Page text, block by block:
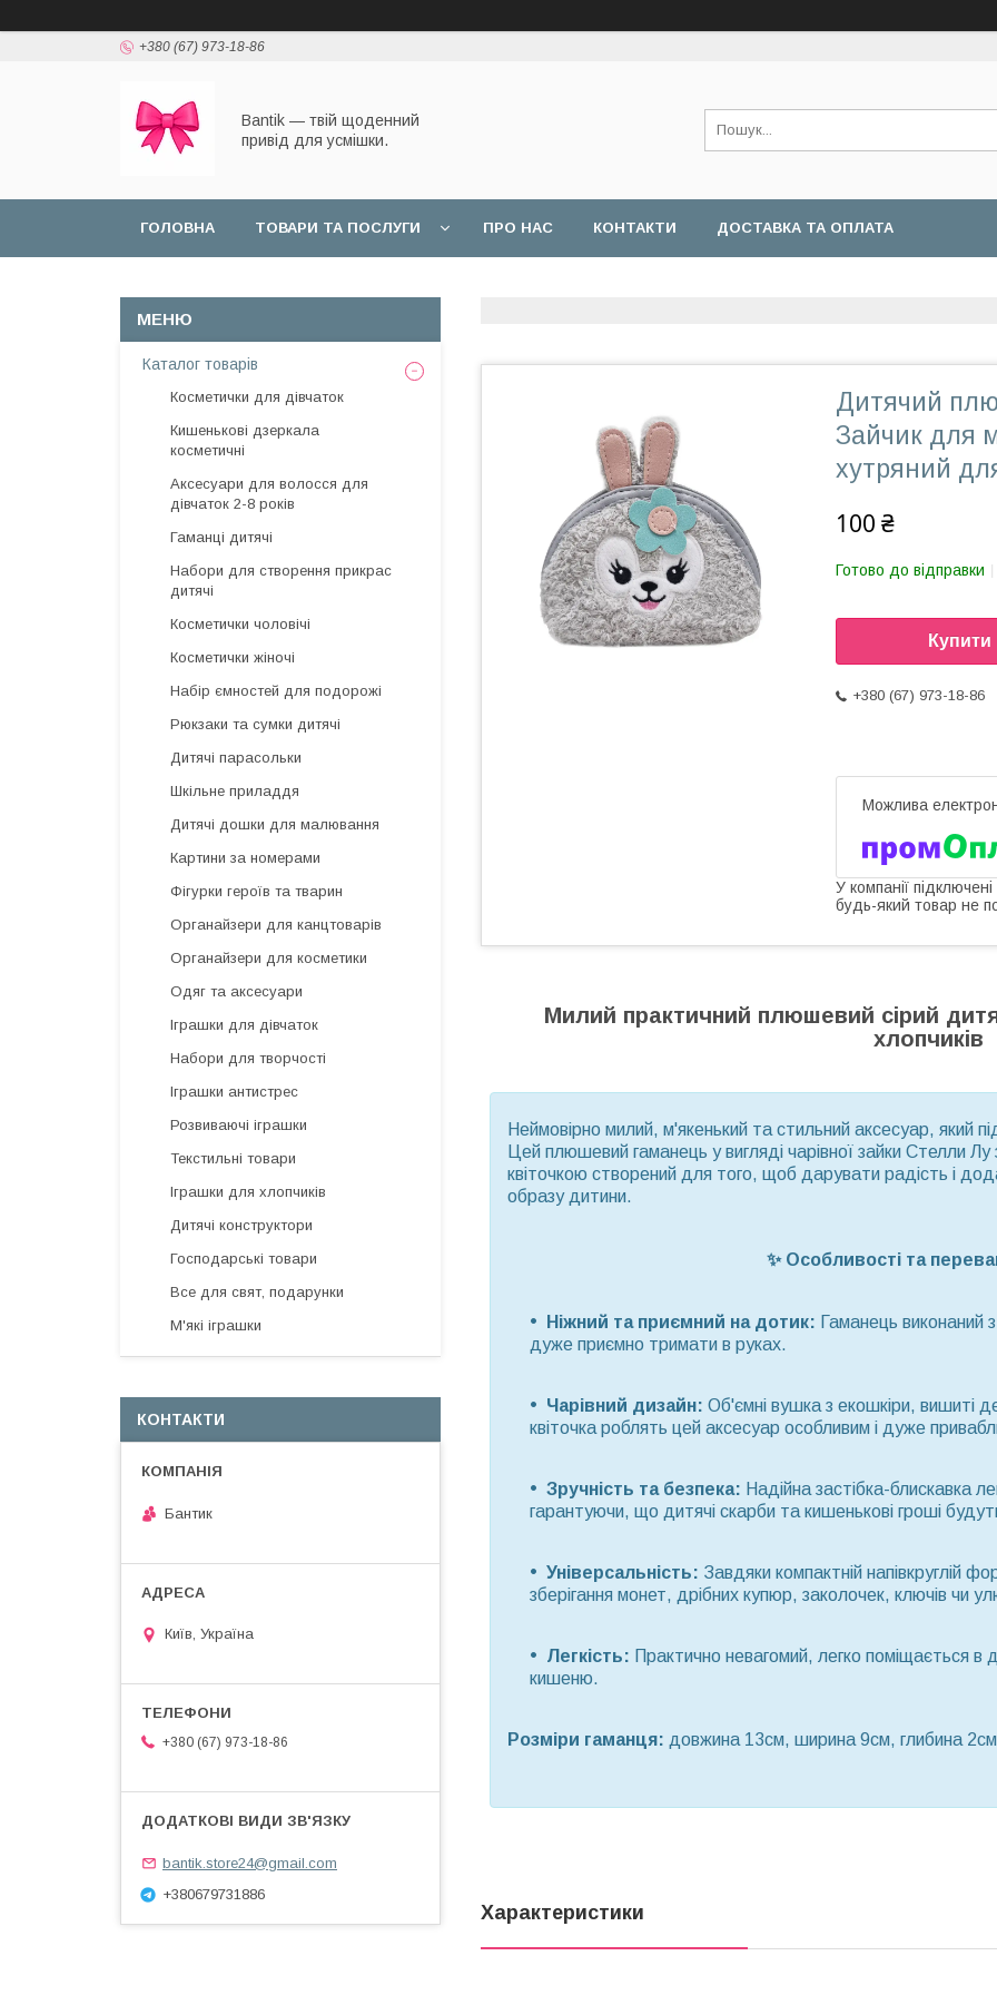
+380 (67) 973-18-86
Bantik — твій щоденний
привід для усмішки.
ГОЛОВНА ТОВАРИ ТА ПОСЛУГИ ПРО НАС КОНТАКТИ ДОСТАВКА ТА ОПЛАТА
Дитячий
Зайчик для
хутряний
100 ₴
Готово до відправки
Купити
+380 (67) 973-18-86
У компанії
будь-який товар не
Милий практичний плюшевий сірий
хлопчиків
Неймовірно милий, м'якенький та стильний аксесуар, який
Цей плюшевий гаманець у вигляді чарівної зайки Стелли
квіточкою створений для того, щоб дарувати радість і
образу дитини.
✨ Особливості та
Ніжний та приємний на дотик: Гаманець виконаний
дуже приємно тримати в руках.
Чарівний дизайн: Об'ємні вушка з екошкіри, вишиті
квіточка роблять цей аксесуар особливим і дуже
Зручність та безпека: Надійна застібка-блискавка
гарантуючи, що дитячі скарби та кишенькові гроші
Універсальність: Завдяки компактній напівкруглій
зберігання монет, дрібних купюр, заколочек, ключів чи
Легкість: Практично невагомий, легко поміщається
кишеню.
Розміри гаманця: довжина 13см, ширина 9см, глибина 2см
Характеристики
Каталог товарів
Косметички для дівчаток
Кишенькові дзеркала
косметичні
Аксесуари для волосся для
дівчаток 2-8 років
Гаманці дитячі
Набори для створення прикрас
дитячі
Косметички чоловічі
Косметички жіночі
Набір ємностей для подорожі
Рюкзаки та сумки дитячі
Дитячі парасольки
Шкільне приладдя
Дитячі дошки для малювання
Картини за номерами
Фігурки героїв та тварин
Органайзери для канцтоварів
Органайзери для косметики
Одяг та аксесуари
Іграшки для дівчаток
Набори для творчості
Іграшки антистрес
Розвиваючі іграшки
Текстильні товари
Іграшки для хлопчиків
Дитячі конструктори
Господарські товари
Все для свят, подарунки
М'які іграшки
КОНТАКТИ
Бантик
Київ, Україна
+380 (67) 973-18-86
bantik.store24@gmail.com
+380679731886